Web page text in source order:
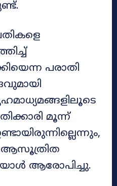
പരാതി
മൂന്ന്
ആസൂത്രിത
ആരോപിച്ചു.